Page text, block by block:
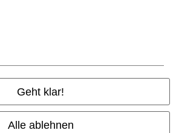
Geht klar!
Alle ablehnen
Mehrwertsteuer, zzgl.Versandkosten
HGmbH